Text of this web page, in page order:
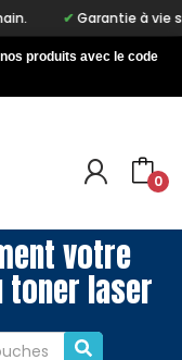
Garantie à vie sur
produits avec le code
0
votre
laser